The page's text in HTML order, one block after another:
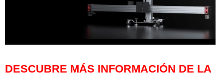
DESCUBRE MÁS INFORMACIÓN DE LA